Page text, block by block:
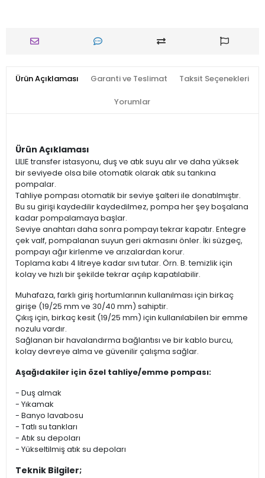
Ürün Açıklaması Garanti ve Teslimat Taksit Seçenekleri
Yorumlar
Ürün Açıklaması
LILIE transfer istasyonu, duş ve atık suyu alır ve daha yüksek
bir seviyede olsa bile otomatik olarak atık su tankına
pompalar.
Tahliye pompası otomatik bir seviye şalteri ile donatılmıştır.
Bu su girişi kaydedilir kaydedilmez, pompa her şey boşalana
kadar pompalamaya başlar.
Seviye anahtarı daha sonra pompayı tekrar kapatır. Entegre
çek valf, pompalanan suyun geri akmasını önler. İki süzgeç,
pompayı ağır kirlenme ve arızalardan korur.
Toplama kabı 4 litreye kadar sıvı tutar. Örn. B. temizlik için
kolay ve hızlı bir şekilde tekrar açılıp kapatılabilir.
Muhafaza, farklı giriş hortumlarının kullanılması için birkaç
girişe (19/25 mm ve 30/40 mm) sahiptir.
Çıkış için, birkaç kesit (19/25 mm) için kullanılabilen bir emme
nozulu vardır.
Sağlanan bir havalandırma bağlantısı ve bir kablo burcu,
kolay devreye alma ve güvenilir çalışma sağlar.
Aşağıdakiler için özel tahliye/emme pompası:
- Duş almak
- Yıkamak
- Banyo lavabosu
- Tatlı su tankları
- Atık su depoları
- Yükseltilmiş atık su depoları
Teknik Bilgiler;